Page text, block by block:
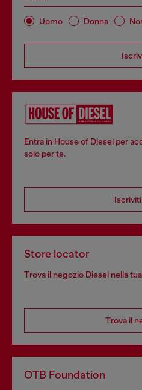
Uomo Donna
Entra in House of Diesel per
solo per te.
Store locator
Trova il negozio Diesel nella
Trova il
OTB Foundation